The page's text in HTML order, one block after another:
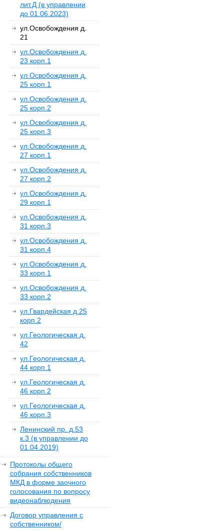
лит.Д (в управлении
до 01.06.2023)
ул.Освобождения д.
21
ул.Освобождения д.
23 корп.1
ул.Освобождения д.
25 корп.1
ул.Освобождения д.
25 корп.2
ул.Освобождения д.
25 корп.3
ул.Освобождения д.
27 корп.1
ул.Освобождения д.
27 корп.2
ул.Освобождения д.
29 корп.1
ул.Освобождения д.
31 корп.3
ул.Освобождения д.
31 корп.4
ул.Освобождения д.
33 корп.1
ул.Освобождения д.
33 корп.2
ул.Гвардейская д.25
корп.2
ул.Геологическая д.
42
ул.Геологическая д.
44 корп.1
ул.Геологическая д.
46 корп.2
ул.Геологическая д.
46 корп.3
Ленинский пр. д.53
к.3 (в управлении до
01.04.2019)
Протоколы общего
собрания собственников
МКД в форме заочного
голосования по вопросу
видеонаблюдения
Договор управления с
собственником/